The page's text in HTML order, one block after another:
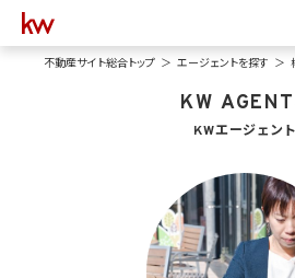
不動産サイト総合トップ エージェントを探す
KW
KWエージェント